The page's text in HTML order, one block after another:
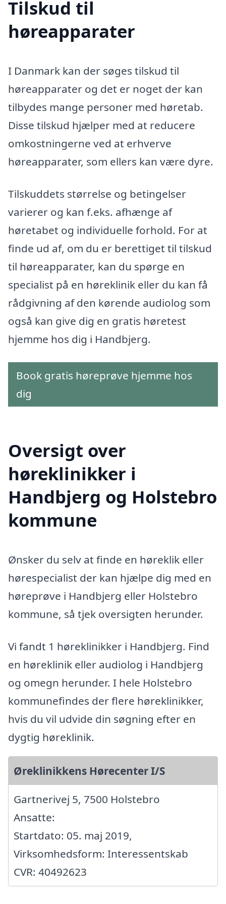
Tilskud til
høreapparater
I Danmark kan der søges tilskud til
høreapparater og det er noget der kan
tilbydes mange personer med høretab.
Disse tilskud hjælper med at reducere
omkostningerne ved at erhverve
høreapparater, som ellers kan være dyre.
Tilskuddets størrelse og betingelser
varierer og kan f.eks. afhænge af
høretabet og individuelle forhold. For at
finde ud af, om du er berettiget til tilskud
til høreapparater, kan du spørge en
specialist på en høreklinik eller du kan få
rådgivning af den kørende audiolog som
også kan give dig en gratis høretest
hjemme hos dig i Handbjerg.
Book gratis høreprøve hjemme hos
dig
Oversigt over
høreklinikker i
Handbjerg og Holstebro
kommune
Ønsker du selv at finde en høreklik eller
hørespecialist der kan hjælpe dig med en
høreprøve i Handbjerg eller Holstebro
kommune, så tjek oversigten herunder.
Vi fandt 1 høreklinikker i Handbjerg. Find
en høreklinik eller audiolog i Handbjerg
og omegn herunder. I hele Holstebro
kommunefindes der flere høreklinikker,
hvis du vil udvide din søgning efter en
dygtig høreklinik.
Øreklinikkens Hørecenter I/S
Gartnerivej 5, 7500 Holstebro
Ansatte:
Startdato: 05. maj 2019,
Virksomhedsform: Interessentskab
CVR: 40492623